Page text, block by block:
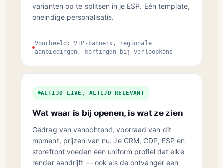
varianten op te splitsen in je ESP. Eén template,
oneindige personalisatie.
Voorbeeld: VIP-banners, regionale
aanbiedingen, kortingen bij verloopkans
ALTIJD LIVE, ALTIJD RELEVANT
Wat waar is bij openen, is wat ze zien
Gedrag van vanochtend, voorraad van dit
moment, prijzen van nu. Je CRM, CDP, ESP en
storefront voeden één uniform profiel dat elke
render aandrijft — ook als de ontvanger een